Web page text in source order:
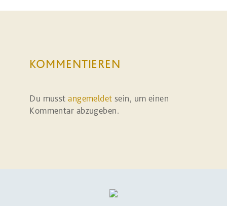
KOMMENTIEREN
Du musstangemeldet sein, um einen
Kommentar abzugeben.